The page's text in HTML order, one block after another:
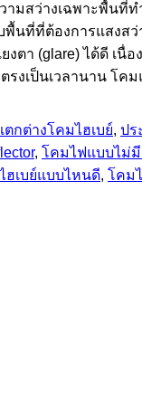
มสว่างเฉพาะพื้นที่
ที่ที่ต้องการแสงส
ตา (glare) ได้ดี เ
เป็นเวลานาน โค
กต่างโคมไฮเบย์, ปร
, โคมไฟแบบไม่มี
ฮเบย์แบบไหนดี, โคม